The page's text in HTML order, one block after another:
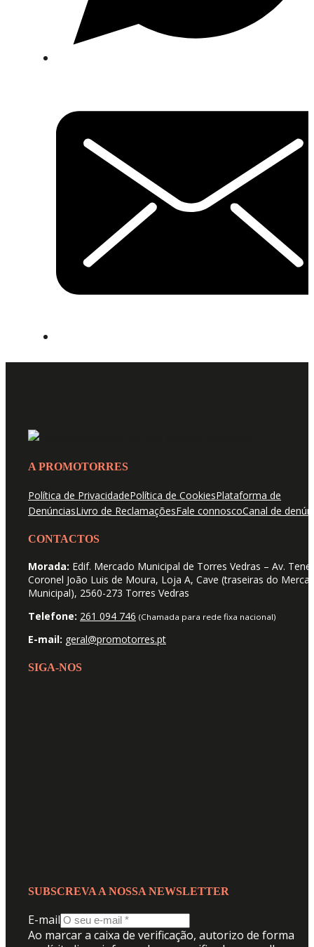
A PROMOTORRES
Política de PrivacidadePolítica de CookiesPlataforma de
DenúnciasLivro de ReclamaçõesFale connoscoCanal de
CONTACTOS
Morada: Edif. Mercado Municipal de Torres Vedras – Av.
Coronel João Luis de Moura, Loja A, Cave (traseiras do
Municipal), 2560-273 Torres Vedras
Telefone: 261 094 746 (Chamada para rede fixa nacional)
E-mail: geral@promotorres.pt
SIGA-NOS
SUBSCREVA A NOSSA NEWSLETTER
E-mail
Ao marcar a caixa de verificação, autorizo de forma